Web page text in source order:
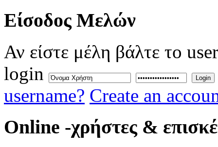
Eίσοδος Μελών
Αν είστε μέλη βάλτε το
login
Login
username? Create an
Online -χρήστες &